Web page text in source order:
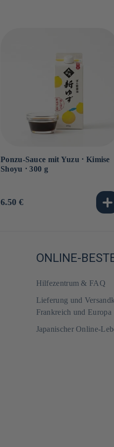
Ponzu-Sauce mit Yuzu ⋅ Kimise
Shoyu ⋅ 300 g
Normaler
6.50 €
ONLINE-
Hilfezentrum & FAQ
Lieferung und
Frankreich und Europa
Japanischer Online-